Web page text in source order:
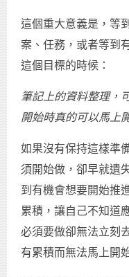
這個重大意義是，等
案、任務，或者等到
這個目標的時候：
筆記上的資料整理，
開始時真的可以馬上
如果沒有保持這樣準
須開始做，卻早就遺
到有機會想要開始推
累積，讓自己不知道
必須要做卻無法立刻
有累積而無法馬上開